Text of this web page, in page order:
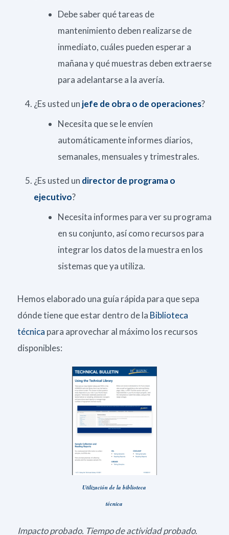
Debe saber qué tareas de
mantenimiento deben realizarse de
inmediato, cuáles pueden esperar a
mañana y qué muestras deben extraerse
para adelantarse a la avería.
¿Es usted un jefe de obra o de operaciones?
Necesita que se le envíen
automáticamente informes diarios,
semanales, mensuales y trimestrales.
¿Es usted un director de programa o
ejecutivo?
Necesita informes para ver su programa
en su conjunto, así como recursos para
integrar los datos de la muestra en los
sistemas que ya utiliza.
Hemos elaborado una guía rápida para que sepa
dónde tiene que estar dentro de la Biblioteca
técnica para aprovechar al máximo los recursos
disponibles:
Utilización de la biblioteca
técnica
Impacto probado. Tiempo de actividad probado.